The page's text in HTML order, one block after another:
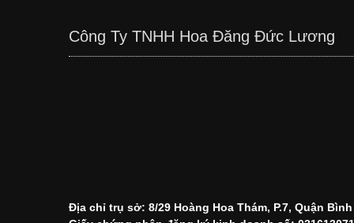
Công Ty TNHH Hoa Đăng Đức Lương
Địa chỉ trụ sở: 8/29 Hoàng Hoa Thám, P.7, Quận Bình